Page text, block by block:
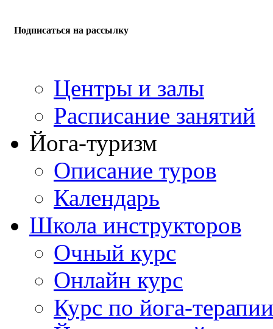
Подписаться на рассылку
Центры и залы
Расписание занятий
Йога-туризм
Описание туров
Календарь
Школа инструкторов
Очный курс
Онлайн курс
Курс по йога-терапии